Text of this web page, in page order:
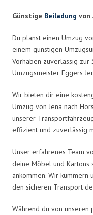
Günstige Beiladung von
Du planst einen Umzug
einem günstigen
Vorhaben zuverlässig zur
Umzugsmeister Eggers
Wir bieten dir eine
Umzug von Jena nach
unserer
effizient und zuverlässig
Unser erfahrenes Team
deine Möbel und Kartons
ankommen. Wir kümmern
den sicheren Transport
Während du von unseren